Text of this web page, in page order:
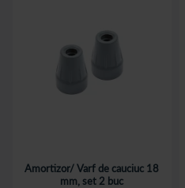
Amortizor/ Varf de cauciuc 18
mm, set 2 buc